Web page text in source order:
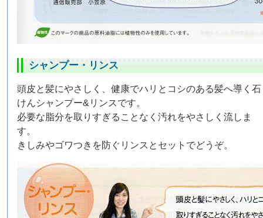
シャンプー・リンス
頭皮と髪にやさしく、健康でハリとコシのある髪へ導く石
けんシャンプー&リンスです。
必要な脂分を取りすぎることなく汚れをやさしく流しま
す。
きしみやゴワつきを防ぐリンスとセットでどうぞ。